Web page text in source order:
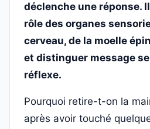
déclenche une réponse.
rôle des organes
cerveau, de la moelle
et distinguer message
réflexe.
Pourquoi retire-t-on la
après avoir touché